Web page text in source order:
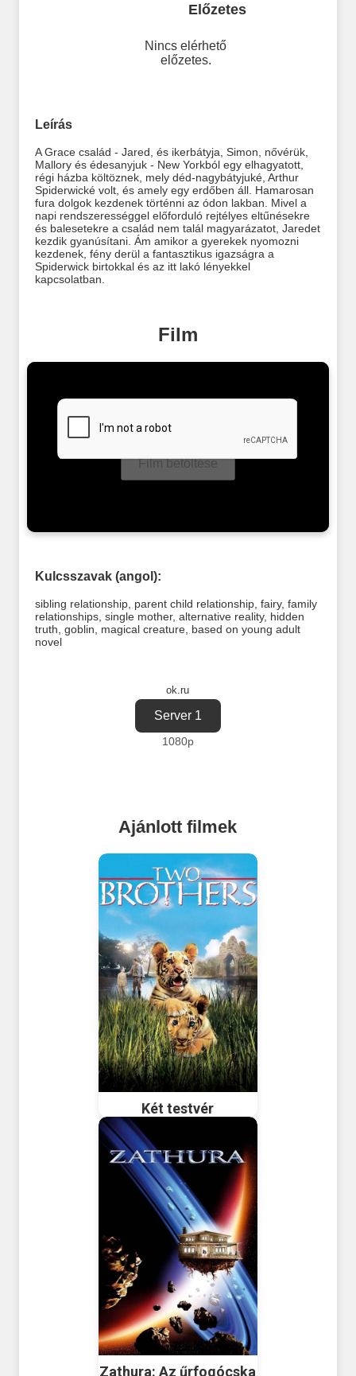
Előzetes
Nincs elérhető
előzetes.
Leírás
A Grace család - Jared, és ikerbátyja, Simon, nővérük,
Mallory és édesanyjuk - New Yorkból egy elhagyatott,
régi házba költöznek, mely déd-nagybátyjuké, Arthur
Spiderwické volt, és amely egy erdőben áll. Hamarosan
fura dolgok kezdenek történni az ódon lakban. Mivel a
napi rendszerességgel előforduló rejtélyes eltűnésekre
és balesetekre a család nem talál magyarázatot, Jaredet
kezdik gyanúsítani. Ám amikor a gyerekek nyomozni
kezdenek, fény derül a fantasztikus igazságra a
Spiderwick birtokkal és az itt lakó lényekkel
kapcsolatban.
Film
Film betöltése
Kulcsszavak (angol):
sibling relationship, parent child relationship, fairy, family
relationships, single mother, alternative reality, hidden
truth goblin magical creature, based on young adult
novel
ok.ru
Server 1
1080p
Ajánlott filmek
Két testvér
Zathura: Az űrfogócska